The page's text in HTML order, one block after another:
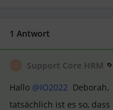
1 Antwort
Support Core HRM
Hallo @IO2022 Deborah,
tatsächlich ist es so, dass